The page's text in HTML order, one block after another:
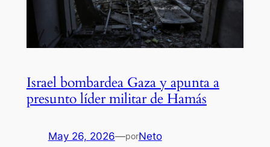
Israel bombardea Gaza y apunta a
presunto líder militar de Hamás
May 26, 2026—porNeto